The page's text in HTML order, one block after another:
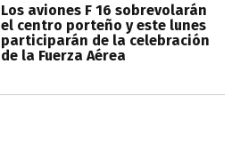
Los aviones F 16 sobrevolarán
el centro porteño y este lunes
participarán de la celebración
de la Fuerza Aérea